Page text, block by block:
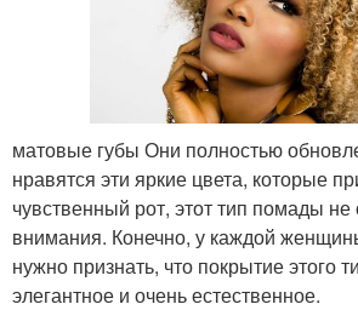
матовые губы Они полностью
нравятся эти яркие цвета, которые
чувственный рот, этот тип помады не
внимания. Конечно, у каждой
нужно признать, что покрытие этого
элегантное и очень естественное.